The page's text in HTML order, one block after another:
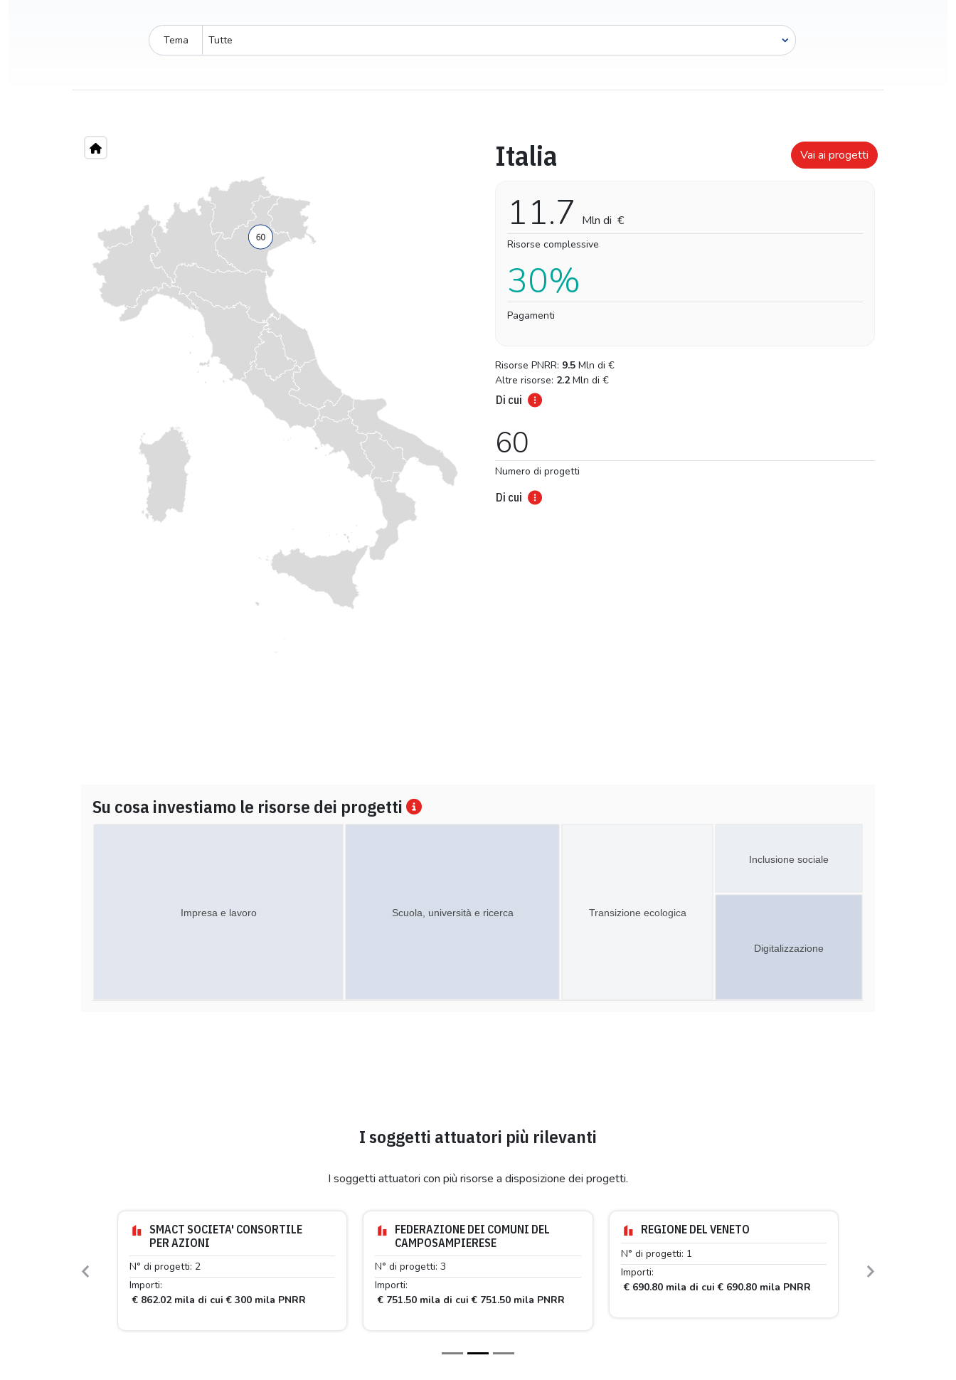
Tema
Complessivo
Italia Vai ai progetti
11.7 Mln di €
Risorse complessive
30%
Pagamenti
Risorse PNRR: 9.5 Mln di €
Altre risorse: 2.2 Mln di €
Di cui
60
Numero di progetti
Di cui
Su cosa investiamo le risorse dei progetti
Digitalizzazione
Scuola, università e ricerca
Impresa e lavoro
Inclusione sociale
Transizione ecologica
I soggetti attuatori più rilevanti
I soggetti attuatori con più risorse a disposizione dei progetti.
SMACT SOCIETA' CONSORTILE
PER AZIONI
N° di progetti: 2
Importi:
€ 862.02 mila di cui € 300 mila PNRR
FEDERAZIONE DEI COMUNI DEL
CAMPOSAMPIERESE
N° di progetti: 3
Importi:
€ 751.50 mila di cui € 751.50 mila PNRR
REGIONE DEL VENETO
N° di progetti: 1
Importi:
€ 690.80 mila di cui € 690.80 mila PNRR
Previous Next